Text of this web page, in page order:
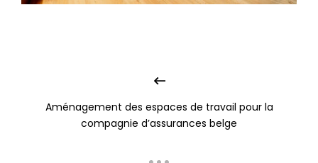
Aménagement des espaces de travail pour la
compagnie d’assurances belge